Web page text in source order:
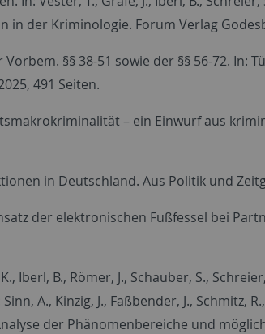
in der Kriminologie. Forum Verlag
§§ 38-51 sowie der §§ 56-72. In:
491 Seiten.
– ein Einwurf aus
in Deutschland. Aus Politik und
der elektronischen Fußfessel bei
Iberl, B., Römer, J., Schauber, S.,
A., Kinzig, J., Faßbender, J., Schmitz,
der Phänomenbereiche und